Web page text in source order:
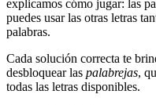
explicamos cómo jugar: las
puedes usar las otras letras
palabras.
Cada solución correcta te
desbloquear las palabrejas,
todas las letras disponibles.